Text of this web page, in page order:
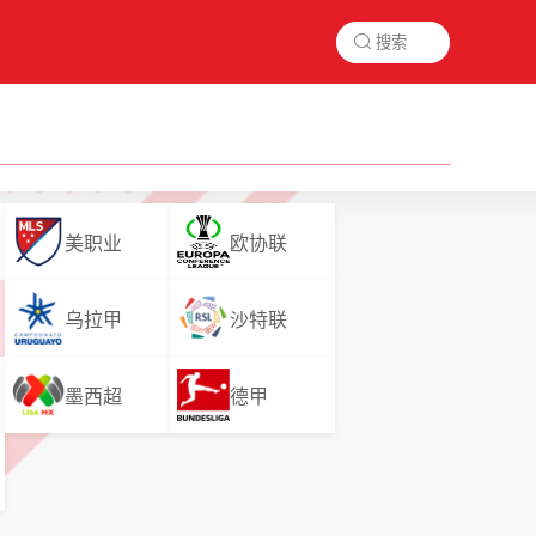

美职业 欧协联
乌拉甲 沙特联
墨西超 德甲